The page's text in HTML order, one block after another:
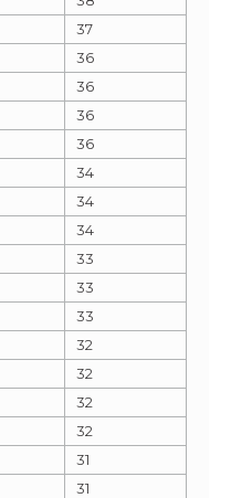
37
36
36
36
36
34
34
34
33
33
33
32
32
32
32
31
31